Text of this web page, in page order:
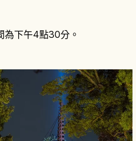
為下午4點30分。